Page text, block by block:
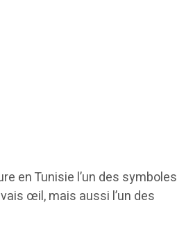
en Tunisie l’un des symboles
œil, mais aussi l’un des